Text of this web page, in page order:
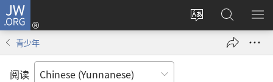
JW.ORG
更
登
录
（打
搜
索
JW.ORG
显
青少年
阅读